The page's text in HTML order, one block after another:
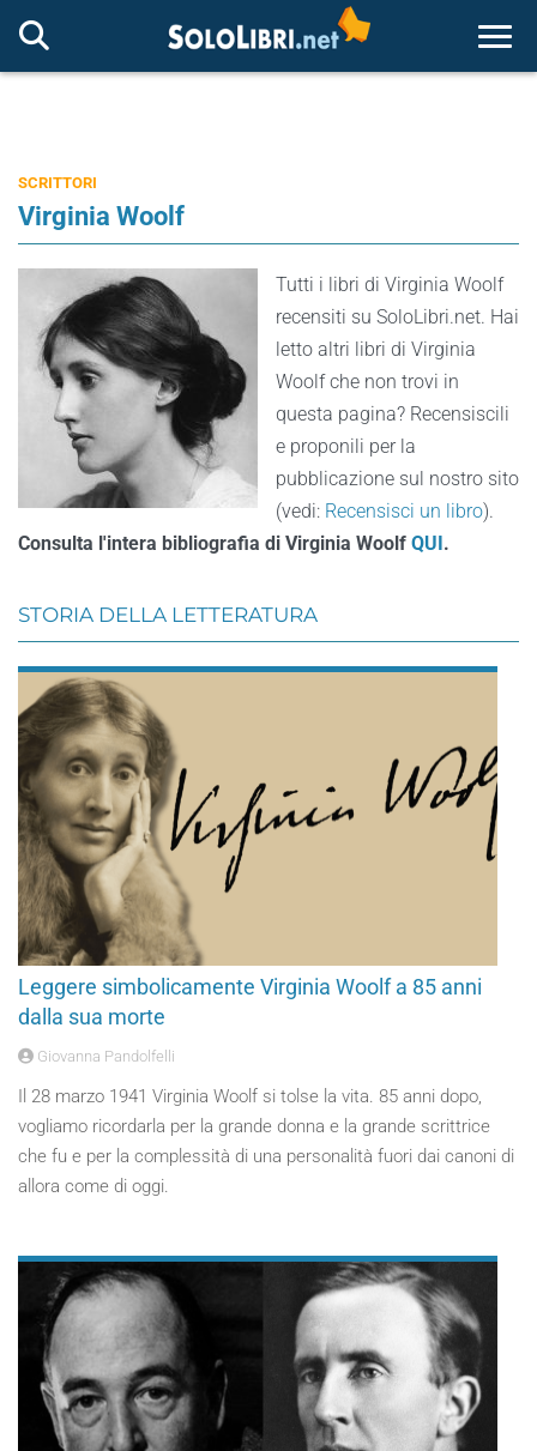
SCRITTORI
Virginia Woolf
Tutti i libri di Virginia Woolf
recensiti su SoloLibri.net. Hai
letto altri libri di Virginia
Woolf che non trovi in
questa pagina? Recensiscili
e proponili per la
pubblicazione sul nostro sito
(vedi: Recensisci un libro).
Consulta l'intera bibliografia di Virginia Woolf QUI.
STORIA DELLA LETTERATURA
Leggere simbolicamente Virginia Woolf a 85 anni
dalla sua morte
Giovanna Pandolfelli
Il 28 marzo 1941 Virginia Woolf si tolse la vita. 85 anni dopo,
vogliamo ricordarla per la grande donna e la grande scrittrice
che fu e per la complessità di una personalità fuori dai canoni di
allora come di oggi.